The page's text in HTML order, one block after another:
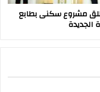
مشروع سكنى بطابع
الجديدة